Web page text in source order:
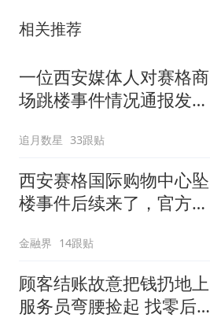
相关推荐
一位西安媒体人对赛格商
场跳楼事件情况通报发出
追月数星 33跟贴
西安赛格国际购物中心坠
楼事件后续来了，官方通
一事属实，严某患有抑郁
症并出现过轻生行为，双
方已就违约金事
金融界 14跟贴
顾客结账故意把钱扔地上
服务员弯腰捡起 找零后照